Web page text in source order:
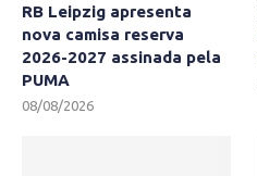
RB Leipzig apresenta
nova camisa reserva
2026-2027 assinada pela
PUMA
08/08/2026